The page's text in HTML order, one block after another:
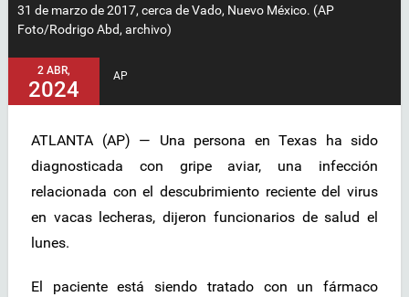
31 de marzo de 2017, cerca de Vado, Nuevo México. (AP
Foto/Rodrigo Abd, archivo)
2 ABR,
2024
AP
ATLANTA (AP) — Una persona en Texas ha sido
diagnosticada con gripe aviar, una infección
relacionada con el descubrimiento reciente del virus
en vacas lecheras, dijeron funcionarios de salud el
lunes.
El paciente está siendo tratado con un fármaco